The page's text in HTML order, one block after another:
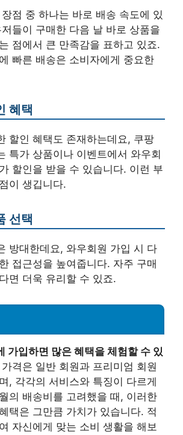
점 중 하나는 바로 배송 속도에 있
들이 구매한 다음 날 바로 상품을
점에서 큰 만족감을 표하고 있죠.
빠른 배송은 소비자에게 중요한
혜택
할인 혜택도 존재하는데요, 쿠팡
특가 상품이나 이벤트에서 와우회
할인을 받을 수 있습니다. 이런 부
이 생깁니다.
선택
방대한데요, 와우회원 가입 시 다
접근성을 높여줍니다. 자주 구매
면 더욱 유리할 수 있죠.
가입하면 많은 혜택을 체험할 수 있
격은 일반 회원과 프리미엄 회원
, 각각의 서비스와 특징이 다르게
의 배송비를 고려했을 때, 이러한
택은 그만큼 가치가 있습니다. 적
자신에게 맞는 소비 생활을 해보